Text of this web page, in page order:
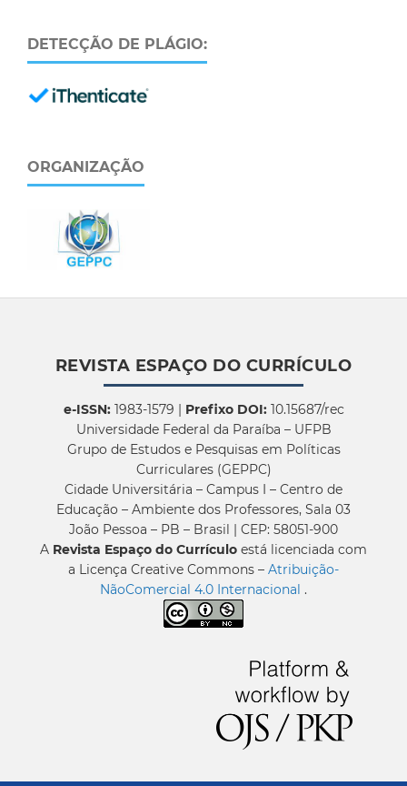
DETECÇÃO DE PLÁGIO:
ORGANIZAÇÃO
REVISTA ESPAÇO DO CURRÍCULO
e-ISSN:1983-1579 | Prefixo DOI:10.15687/rec
Universidade Federal da Paraíba – UFPB
Grupo de Estudos e Pesquisas em Políticas
Curriculares (GEPPC)
Cidade Universitária – Campus I – Centro de
Educação – Ambiente dos Professores, Sala 03
João Pessoa – PB – Brasil | CEP: 58051-900
A Revista Espaço do Currículo está licenciada com
a Licença Creative Commons – Atribuição-
NãoComercial 4.0 Internacional .